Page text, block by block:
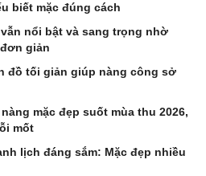
biết mặc đúng cách
nổi bật và sang trọng nhờ
giản
đồ tối giản giúp nàng công sở
mặc đẹp suốt mùa thu 2026,
mốt
lịch đáng sắm: Mặc đẹp nhiều